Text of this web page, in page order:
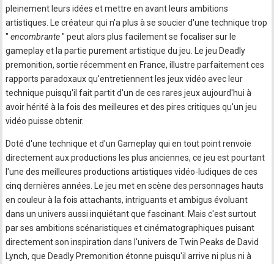
pleinement leurs idées et mettre en avant leurs ambitions
artistiques. Le créateur qui n'a plus à se soucier d'une technique trop
" encombrante" peut alors plus facilement se focaliser sur le
gameplay et la partie purement artistique du jeu. Le jeu Deadly
premonition, sortie récemment en France, illustre parfaitement ces
rapports paradoxaux qu'entretiennent les jeux vidéo avec leur
technique puisqu'il fait partit d'un de ces rares jeux aujourd'hui à
avoir hérité à la fois des meilleures et des pires critiques qu'un jeu
vidéo puisse obtenir.
Doté d'une technique et d'un Gameplay qui en tout point renvoie
directement aux productions les plus anciennes, ce jeu est pourtant
l'une des meilleures productions artistiques vidéo-ludiques de ces
cinq dernières années. Le jeu met en scène des personnages hauts
en couleur à la fois attachants, intriguants et ambigus évoluant
dans un univers aussi inquiétant que fascinant. Mais c'est surtout
par ses ambitions scénaristiques et cinématographiques puisant
directement son inspiration dans l'univers de Twin Peaks de David
Lynch, que Deadly Premonition étonne puisqu'il arrive ni plus ni à